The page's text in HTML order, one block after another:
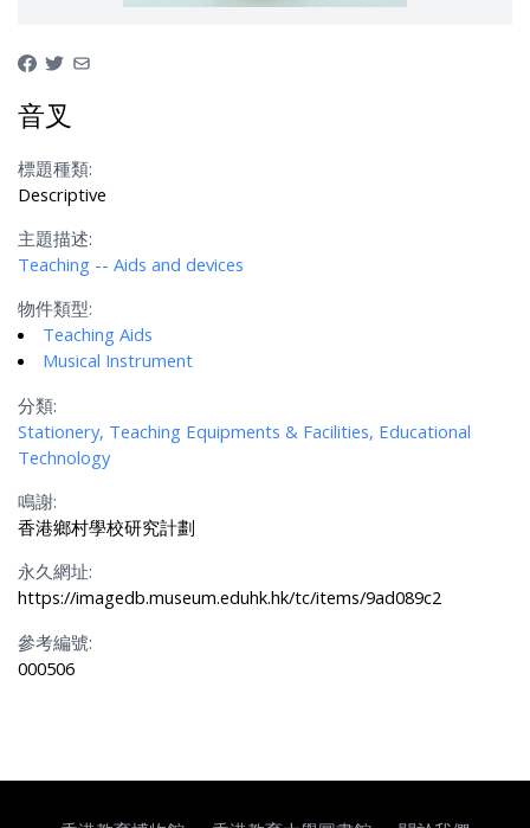
音叉
標題種類:
Descriptive
主題描述:
Teaching -- Aids and devices
物件類型:
Teaching Aids
Musical Instrument
分類:
Stationery, Teaching Equipments & Facilities, Educational
Technology
鳴謝:
香港鄉村學校研究計劃
永久網址:
https://imagedb.museum.eduhk.hk/tc/items/9ad089c2
參考編號:
000506